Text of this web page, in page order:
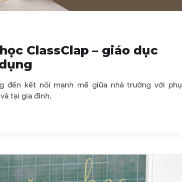
ClassClap – giáo dục
đến kết nối mạnh mẽ giữa nhà trường với phụ
tại gia đình.